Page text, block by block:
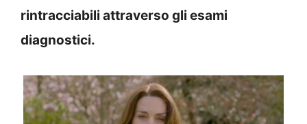
rintracciabili attraverso gli esami
diagnostici.